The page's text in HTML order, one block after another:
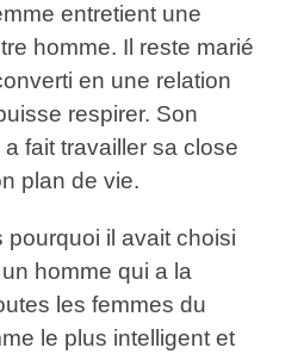
entretient une
homme. Il reste marié
en une relation
respirer. Son
fait travailler sa close
plan de vie.
pourquoi il avait choisi
homme qui a la
les femmes du
le plus intelligent et